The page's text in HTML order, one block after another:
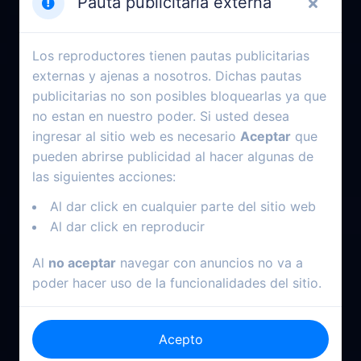
Los reproductores tienen pautas publicitarias
externas y ajenas a nosotros. Dichas pautas
publicitarias no son posibles bloquearlas ya que
no estan en nuestro poder. Si usted desea
ingresar al sitio web es necesario Aceptar que
pueden abrirse publicidad al hacer algunas de
las siguientes acciones:
Al dar click en cualquier parte del sitio web
Al dar click en reproducir
Al no aceptar navegar con anuncios no va a
poder hacer uso de la funcionalidades del sitio.
Acepto